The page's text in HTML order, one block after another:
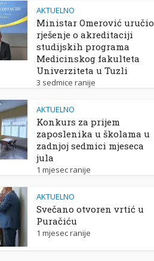
AKTUELNO
Ministar Omerović uručio
rješenje o akreditaciji
studijskih programa
Medicinskog fakulteta
Univerziteta u Tuzli
3 sedmice ranije
AKTUELNO
Konkurs za prijem
zaposlenika u školama u
zadnjoj sedmici mjeseca
jula
1 mjesec ranije
AKTUELNO
Svečano otvoren vrtić u
Puračiću
1 mjesec ranije